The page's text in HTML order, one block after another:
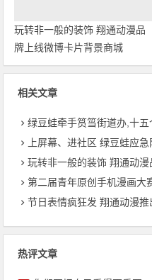
玩转非一般的装饰 翔通动漫品
牌上线微博卡片背景商城
相关文章
绿豆蛙牵手筼筜街道办,十
上屏幕、进社区 绿豆蛙应
玩转非一般的装饰 翔通动
第二届青年原创手机漫画大赛
节日表情疯狂发 翔通动漫
热评文章